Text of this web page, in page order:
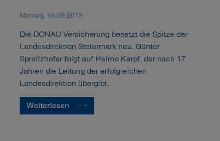
Montag, 16.09.2019
Die DONAU Versicherung besetzt die Spitze der
Landesdirektion Steiermark neu. Günter
Spreitzhofer folgt auf Heimo Karpf, der nach 17
Jahren die Leitung der erfolgreichen
Landesdirektion übergibt.
Weiterlesen